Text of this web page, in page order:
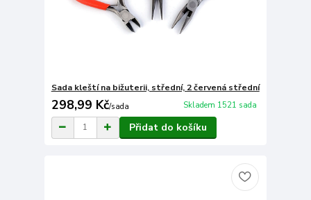
Sada kleští na bižuterii, střední, 2 červená střední
298,99 Kč/sada Skladem 1521 sada
Přidat do košíku